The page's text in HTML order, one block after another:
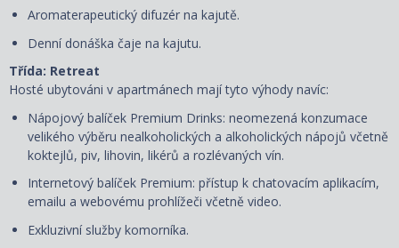
Aromaterapeutický difuzér na kajutě.
Denní donáška čaje na kajutu.
Třída: Retreat
Hosté ubytováni v apartmánech mají tyto výhody navíc:
Nápojový balíček Premium Drinks: neomezená konzumace
velikého výběru nealkoholických a alkoholických nápojů včetně
koktejlů, piv, lihovin, likérů a rozlévaných vín.
Internetový balíček Premium: přístup k chatovacím aplikacím,
emailu a webovému prohlížeči včetně video.
Exkluzivní služby komorníka.